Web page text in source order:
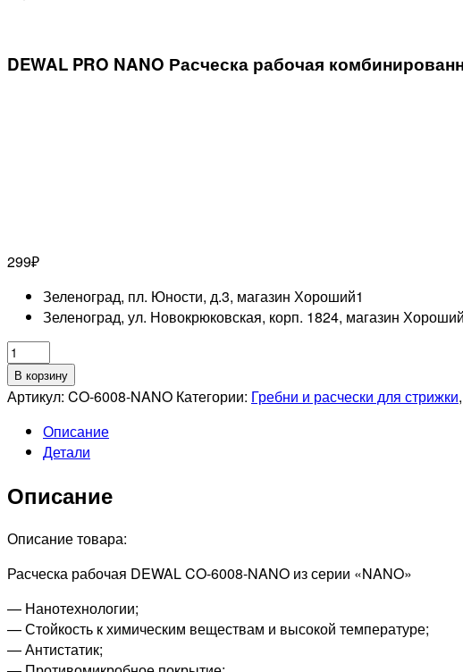
DEWAL PRO NANO Расческа рабочая
299₽
Зеленоград, пл. Юности, д.3, магазин Хороший1
Зеленоград, ул. Новокрюковская, корп. 1824, магазин Хороший
Количество
товара
DEWAL
NANO
Расческа
комбинированная,
черная,
В корзину
Артикул: CO-6008-NANO Категории: Гребни и расчески для стрижки,
Описание
Детали
Описание
Описание товара:
Расческа рабочая DEWAL CO-6008-NANO из серии «NANO»
— Нанотехнологии;
— Стойкость к химическим веществам и высокой температуре;
— Антистатик;